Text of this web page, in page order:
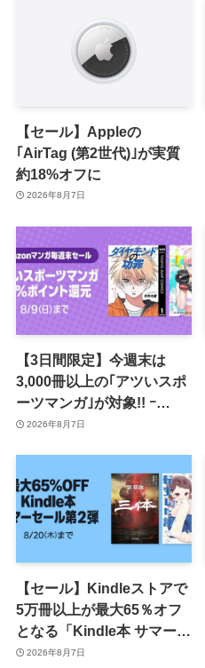
【セール】Appleの
｢AirTag (第2世代)｣が実質
約18%オフに
2026年8月7日
【3日間限定】今週末は
3,000冊以上の｢アツいスポ
ーツマンガ｣が対象!! ｰ
｢Amazonマンガ毎週末セ
2026年8月7日
【セール】Kindleストアで
5万冊以上が最大65％オフ
となる「Kindle本 サマーセ
ール第2弾」がスタート
2026年8月7日